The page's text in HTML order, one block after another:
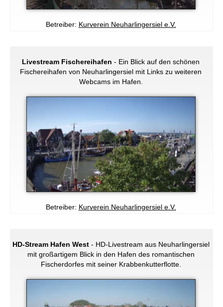
Betreiber: Kurverein Neuharlingersiel e.V.
Livestream Fischereihafen - Ein Blick auf den schönen
Fischereihafen von Neuharlingersiel mit Links zu weiteren
Webcams im Hafen.
Betreiber: Kurverein Neuharlingersiel e.V.
HD-Stream Hafen West- HD-Livestream aus Neuharlingersiel
mit großartigem Blick in den Hafen des romantischen
Fischerdorfes mit seiner Krabbenkutterflotte.